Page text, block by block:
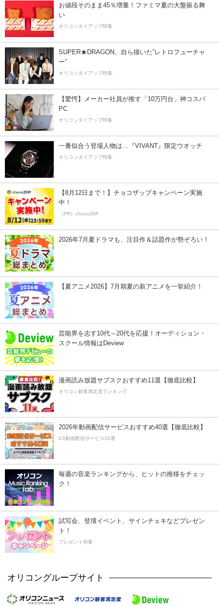
お値段そのまま45％増量！ファミマ夏の大盤振る舞
い
オリコンタイアップ特集
SUPER★DRAGON、自ら描いた”レトロフューチャ
ー”
オリコンタイアップ特集
【驚愕】メーカー社員が推す「10万円台」神コスパ
PC
オリコンタイアップ特集
一番似合う登場人物は…『VIVANT』限定ウオッチ
オリコンタイアップ特集
【8月12日まで！】チョコザップキャンペーン実施
中！
（PR）chocoZAP
2026年7月夏ドラマも、注目作＆話題作が勢ぞろい！
【夏アニメ2026】7月期夏の新アニメを一挙紹介！
芸能界を志す10代～20代を応援！オーディション・
スクール情報はDeview
漫画読み放題サブスクおすすめ11選【徹底比較】
オリコン顧客満足度ランキング
2026年動画配信サービスおすすめ40選【徹底比較】
CS動画配信サービス20選
毎週の音楽ランキングから、ヒットの推移をチェッ
ク！
試写会、登壇イベント、サインチェキなどプレゼン
ト！
プレゼント特集
オリコングループサイト